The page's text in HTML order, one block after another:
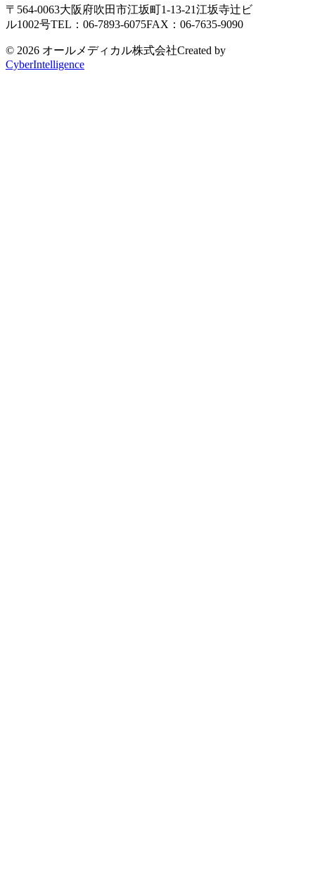
〒564-0063大阪府吹田市江坂町1-13-21江坂寺辻ビ
ル1002号TEL：06-7893-6075FAX：06-7635-9090
© 2026 オールメディカル株式会社Created by
CyberIntelligence